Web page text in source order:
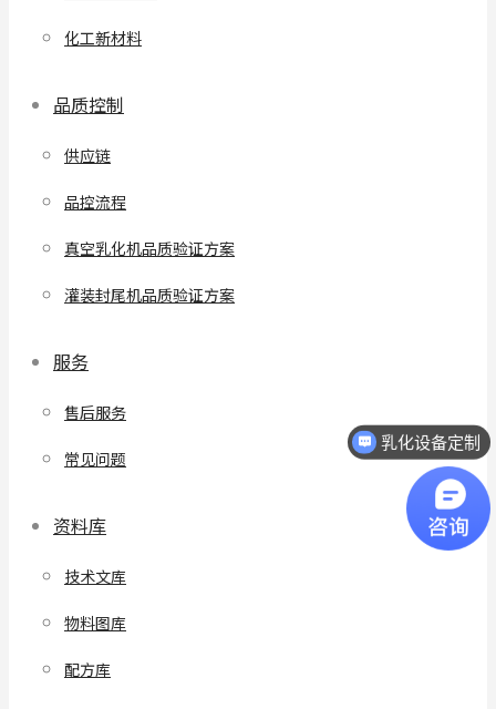
化工新材料
品质控制
供应链
品控流程
真空乳化机品质验证方案
灌装封尾机品质验证方案
服务
售后服务
常见问题
资料库
技术文库
物料图库
配方库
乳化设备定制